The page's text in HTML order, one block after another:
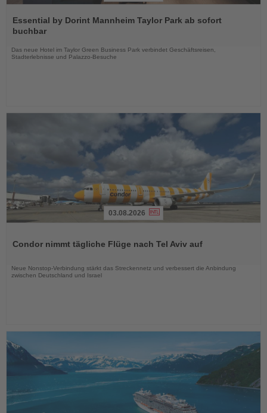
Sie
die
Essential by Dorint Mannheim Taylor Park ab sofort
buchbar
Das neue Hotel im Taylor Green Business Park verbindet Geschäftsreisen,
Stadterlebnisse und Palazzo-Besuche
die
03.08.2026
Condor nimmt tägliche Flüge nach Tel Aviv auf
Neue Nonstop-Verbindung stärkt das Streckennetz und verbessert die Anbindung
zwischen Deutschland und Israel